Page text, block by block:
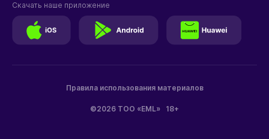
©2026 ТОО «EML» 18+
Правила использования материалов
Скачать наше приложение